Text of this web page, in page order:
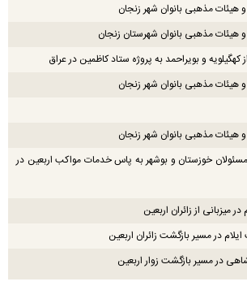
هیئات مذهبی بانوان شهر زنجان
هیئات مذهبی بانوان شهرستان زنجان
هیئات مذهبی بانوان شهر زنجان
هیئات مذهبی بانوان شهر زنجان
خوزستان و بوشهر به پاس خدمات مواکب اربعین در
از زائران اربعین
در مسیر بازگشت زائران اربعین